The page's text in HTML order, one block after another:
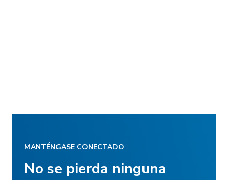
MANTÉNGASE CONECTADO
No se pierda ninguna